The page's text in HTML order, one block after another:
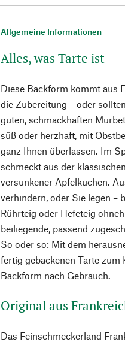
Allgemeine Informationen
Alles, was Tarte ist
Diese Backform kommt aus
die Zubereitung – oder
guten, schmackhaften
süß oder herzhaft, mit
ganz Ihnen überlassen. Im
schmeckt aus der
versunkener Apfelkuchen.
verhindern, oder Sie legen –
Rührteig oder Hefeteig
beiliegende, passend
So oder so: Mit dem
fertig gebackenen Tarte zum
Backform nach Gebrauch.
Original aus
Das Feinschmeckerland